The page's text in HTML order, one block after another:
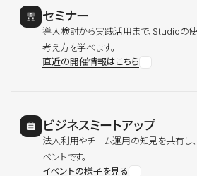
セミナー
導入検討から実践活用まで、Studioの
考え方を学べます。
直近の開催情報はこちら
ビジネスミートアップ
法人利用やチーム運用の知見を共有し
ベントです。
イベントの様子を見る